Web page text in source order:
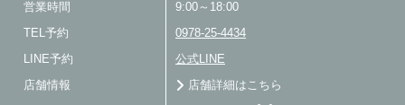
営業時間 9:00～18:00
TEL予約 0978-25-4434
LINE予約 公式LINE
店舗情報 店舗詳細はこちら